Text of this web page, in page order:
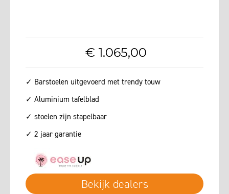
€ 1.065,00
✓ Barstoelen uitgevoerd met trendy touw
✓ Aluminium tafelblad
✓ stoelen zijn stapelbaar
✓ 2 jaar garantie
Bekijk dealers